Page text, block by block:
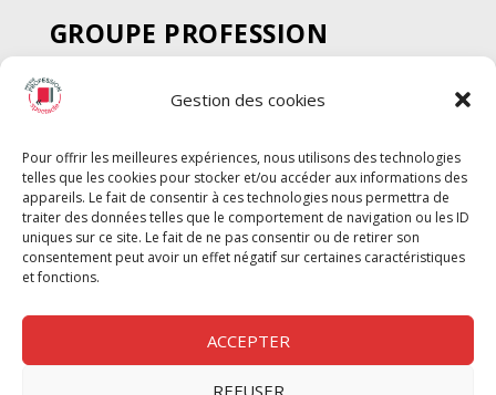
Gestion des cookies
Pour offrir les meilleures expériences, nous utilisons des technologies
telles que les cookies pour stocker et/ou accéder aux informations des
appareils. Le fait de consentir à ces technologies nous permettra de
traiter des données telles que le comportement de navigation ou les ID
uniques sur ce site. Le fait de ne pas consentir ou de retirer son
consentement peut avoir un effet négatif sur certaines caractéristiques
et fonctions.
ACCEPTER
REFUSER
GROUPE PROFESSION
SPECTACLE
Chèque Intermittents
Chèque Compta
Chèque Emploi Spectacle
G-Pods
Profession Audio-visuel